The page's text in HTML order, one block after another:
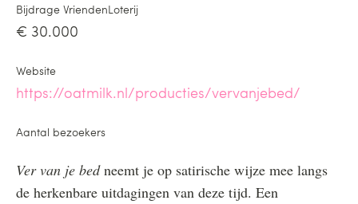
Bijdrage VriendenLoterij
€ 30.000
Website
https://oatmilk.nl/producties/vervanjebed/
Aantal bezoekers
Ver van je bedneemt je op satirische wijze mee langs
de herkenbare uitdagingen van deze tijd. Een